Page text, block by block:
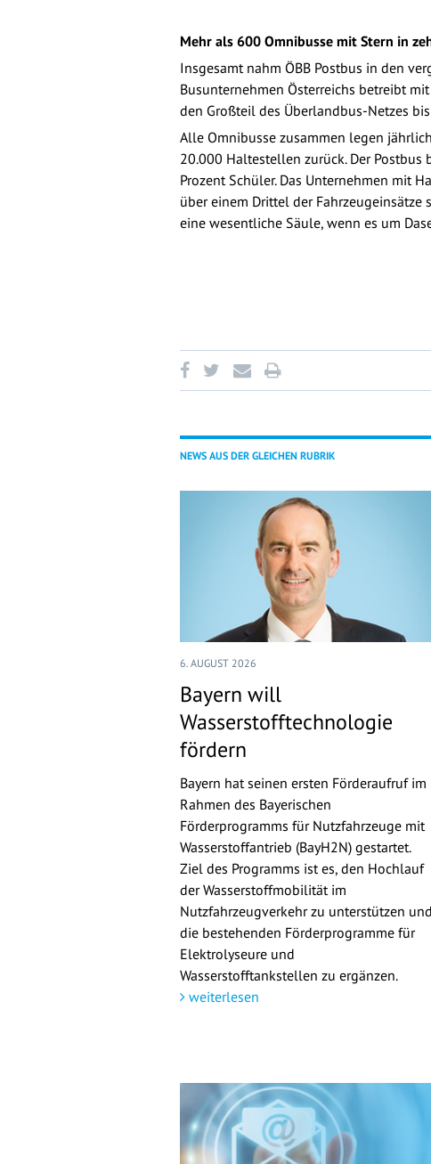
Mehr als 600 Omnibusse mit Stern in
Insgesamt nahm ÖBB Postbus in den
Busunternehmen Österreichs betreibt
den Großteil des Überlandbus-Netzes
Alle Omnibusse zusammen legen
20.000 Haltestellen zurück. Der
Prozent Schüler. Das Unternehmen mit
über einem Drittel der
eine wesentliche Säule, wenn es um
NEWS AUS DER GLEICHEN RUBRIK
6. AUGUST 2026
Bayern will
Wasserstofftechnologie
fördern
Bayern hat seinen ersten Förderaufruf im
Rahmen des Bayerischen
Förderprogramms für Nutzfahrzeuge mit
Wasserstoffantrieb (BayH2N) gestartet.
Ziel des Programms ist es, den Hochlauf
der Wasserstoffmobilität im
Nutzfahrzeugverkehr zu unterstützen und
die bestehenden Förderprogramme für
Elektrolyseure und
Wasserstofftankstellen zu ergänzen.
weiterlesen